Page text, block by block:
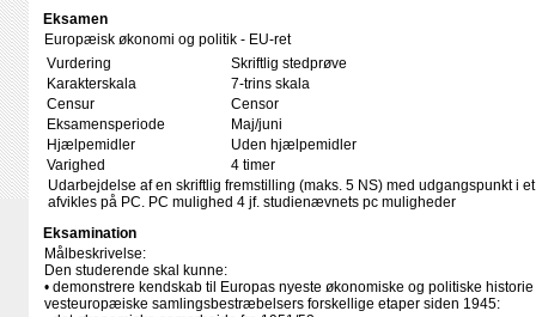
Eksamen
Europæisk økonomi og politik - EU-ret
Vurdering
Skriftlig stedprøve
Karakterskala
7-trins skala
Censur
Censor
Eksamensperiode
Maj/juni
Hjælpemidler
Uden hjælpemidler
Varighed
4 timer
Udarbejdelse af en skriftlig fremstilling (maks. 5 NS) med udgangspunkt i
afvikles på PC. PC mulighed 4 jf. studienævnets pc muligheder
Eksamination
Målbeskrivelse:
Den studerende skal kunne:
• demonstrere kendskab til Europas nyeste økonomiske og politiske
vesteuropæiske samlingsbestræbelsers forskellige etaper siden 1945: